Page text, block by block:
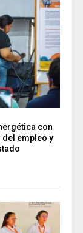
con
empleo y